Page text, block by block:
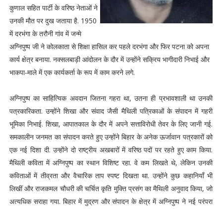
कुणाल सहित पार्टी के वरिष्ठ नेताओं ने
उनकी मौत पर दुख जताया है. 1950
में दरभंगा के तरौनी गांव में जन्मे
अग्निपुष्प जी ने कोलकाता से शिक्षा हासिल कर पहले दरभंगा और फिर पटना को अपना
कार्य क्षेत्र बनाया. नक्सलबाड़ी आंदोलन के दौर में उन्होंने सक्रिय भागीदारी निभाई और
भाकपा-माले में एक कार्यकर्ता के रूप में काम करने लगे.
अग्निपुष्प का साहित्यिक अवदान जितना गहरा था, उतना ही प्रभावशाली था उनकी
पत्रकारिकता. उन्होंने शिखा और संवाद जैसी मैथिली पत्रिकाओं के संपादन में गहरी
भूमिका निभाई. शिखा, आपातकाल के दौर में अपने सत्ताविरोधी तेवर के लिए जानी गई.
समकालीन जनमत का संपादन करते हुए उन्होंने बिहार के अनेक ऊर्जावान पत्रकारों को
एक नई दिशा दी. उन्होंने दो राष्ट्रीय अखबारों में वरिष्ठ पदों पर रहते हुए काम किया.
मैथिली कविता में अग्निपुष्प का स्थान विशिष्ट रहा. वे कम लिखते थे, लेकिन उनकी
कविताओं में तीव्रता और वैचारिक ताप स्पष्ट दिखता था. उन्होंने कुछ कहानियाँ भी
लिखीं और राजकमल चौधरी की चर्चित कृति मुक्ति प्रसंग का मैथिली अनुवाद किया, जो
अत्यधिक सराहा गया. बिहार में मुद्रण और संपादन के क्षेत्र में अग्निपुष्प ने नई परंपरा